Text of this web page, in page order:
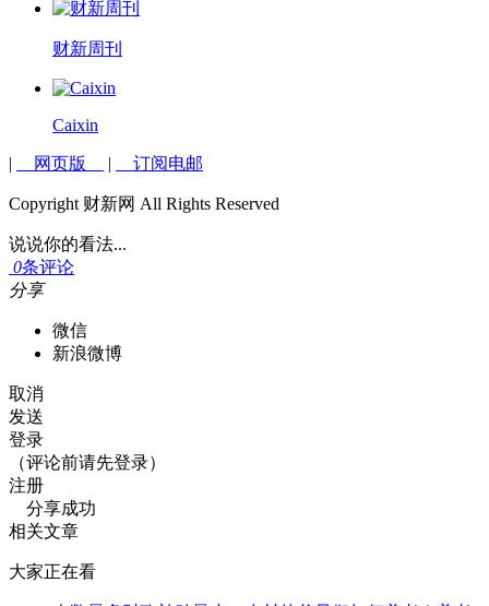
财新周刊
Caixin
| 网页版 | 订阅电邮
Copyright 财新网 All Rights Reserved
说说你的看法...
0条评论
分享
微信
新浪微博
取消
发送
登录
（评论前请先登录）
注册
分享成功
相关文章
大家正在看